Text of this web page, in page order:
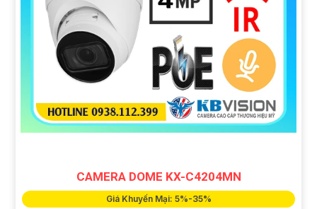
CAMERA DOME KX-C4204MN
Giá Khuyến Mại: 5%-35%